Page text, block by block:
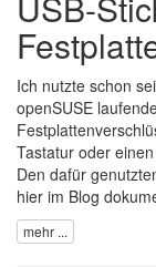
Ich nutzte schon
openSUSE
Tastatur oder
Den dafür
hier im Blog
mehr ...